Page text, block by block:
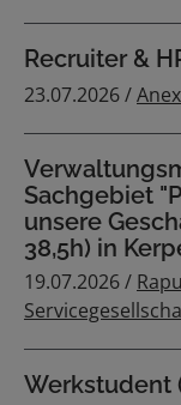
Recruiter &
23.07.2026 /
Sachgebiet
unsere
38,5h) in
19.07.2026 /